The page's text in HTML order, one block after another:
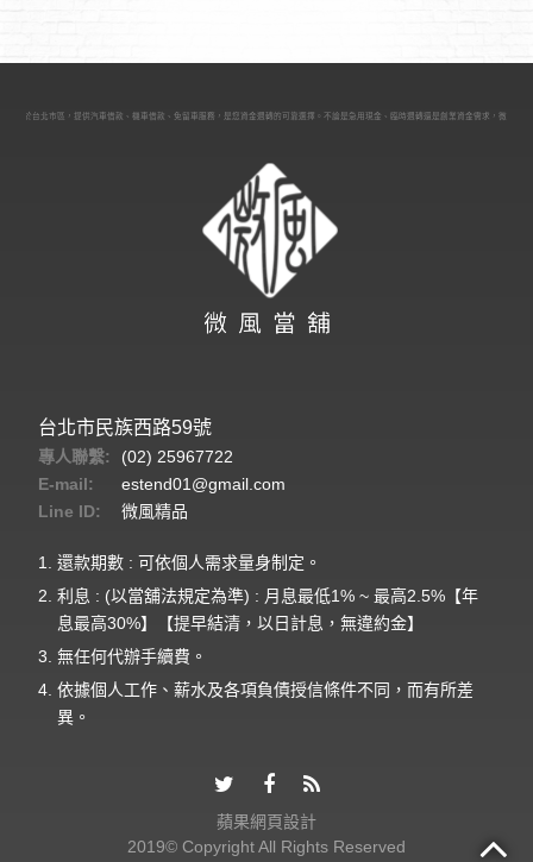
舖位於台北市區，提供汽車借款、機車借款、免留車服務，是您資金週轉的可靠選擇。不論是急用現金、臨時週轉還是創業資金需求，微風
台北市民族西路59號
專人聯繫:
(02) 25967722
E-mail:
estend01@gmail.com
Line ID:
微風精品
還款期數 : 可依個人需求量身制定。
利息 : (以當舖法規定為準) : 月息最低1% ~ 最高2.5%【年
息最高30%】【提早結清，以日計息，無違約金】
無任何代辦手續費。
依據個人工作、薪水及各項負債授信條件不同，而有所差
異。
蘋果網頁設計
2019© Copyright All Rights Reserved